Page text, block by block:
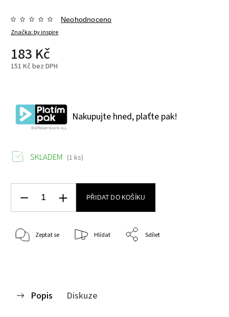
Značka:by inspire
Neohodnoceno
183 Kč
151 Kč bez DPH
Nakupujte hned, plaťte pak!
SKLADEM (1 ks)
PŘIDAT DO KOŠÍKU
Zeptat se Hlídat Sdílet
Popis Diskuze